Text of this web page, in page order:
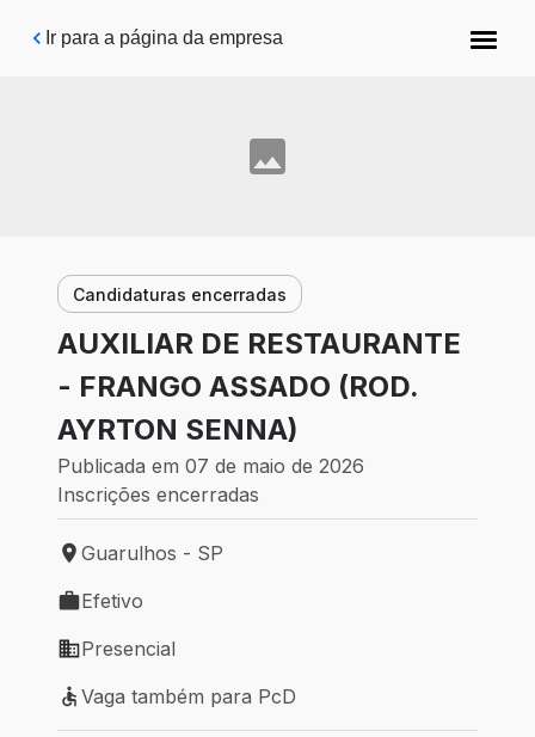
Pular para o conteúdo principal
Ir para a página da empresa
Candidaturas encerradas
AUXILIAR DE RESTAURANTE
- FRANGO ASSADO (ROD.
AYRTON SENNA)
Publicada em 07 de maio de 2026
Inscrições encerradas
Local de trabalho: Guarulhos - SP
Guarulhos - SP
Tipo de vaga: Efetivo
Efetivo
Modelo de trabalho: Presencial
Presencial
Vaga também para PcD
Vaga também para PcD